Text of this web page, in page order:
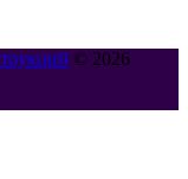
© 2026